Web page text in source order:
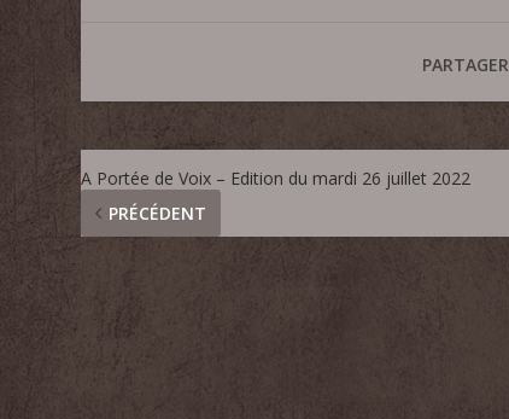
A Portée de Voix – Edition du mardi 26 juillet 2022
PRÉCÉDENT